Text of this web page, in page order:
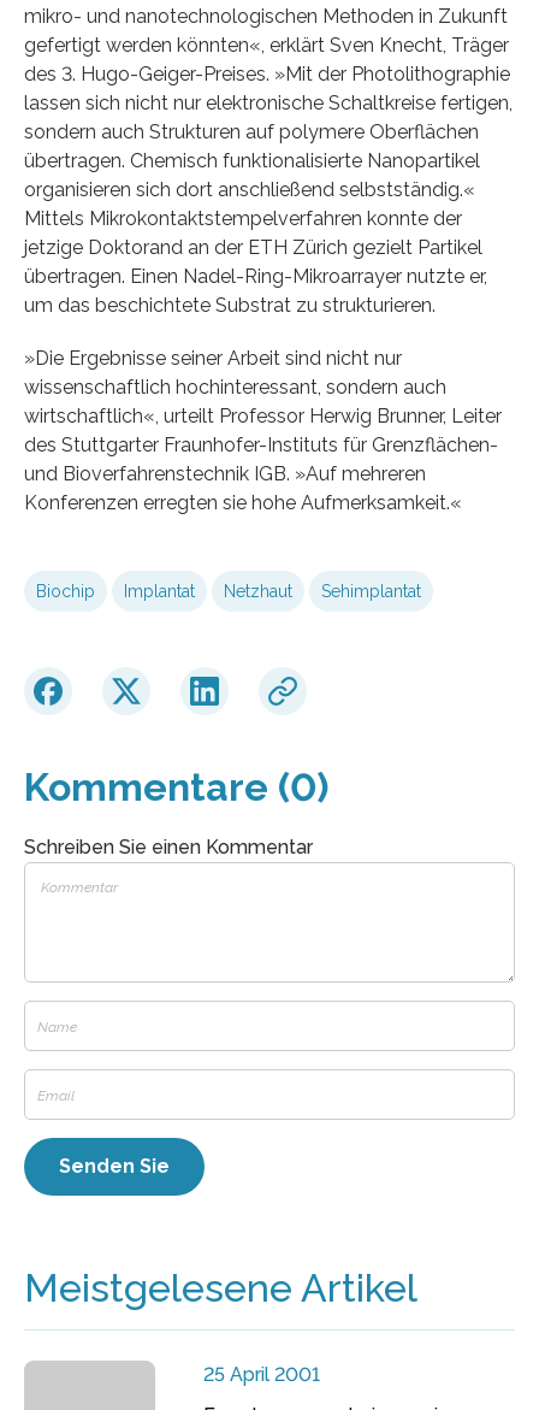
mikro- und nanotechnologischen Methoden in Zukunft
gefertigt werden könnten«, erklärt Sven Knecht, Träger
des 3. Hugo-Geiger-Preises. »Mit der Photolithographie
lassen sich nicht nur elektronische Schaltkreise fertigen,
sondern auch Strukturen auf polymere Oberflächen
übertragen. Chemisch funktionalisierte Nanopartikel
organisieren sich dort anschließend selbstständig.«
Mittels Mikrokontaktstempelverfahren konnte der
jetzige Doktorand an der ETH Zürich gezielt Partikel
übertragen. Einen Nadel-Ring-Mikroarrayer nutzte er,
um das beschichtete Substrat zu strukturieren.
»Die Ergebnisse seiner Arbeit sind nicht nur
wissenschaftlich hochinteressant, sondern auch
wirtschaftlich«, urteilt Professor Herwig Brunner, Leiter
des Stuttgarter Fraunhofer-Instituts für Grenzflächen-
und Bioverfahrenstechnik IGB. »Auf mehreren
Konferenzen erregten sie hohe Aufmerksamkeit.«
Biochip Implantat Netzhaut Sehimplantat
Kommentare (0)
Schreiben Sie einen Kommentar
Meistgelesene Artikel
25 April 2001